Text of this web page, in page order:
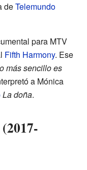
deTelemundo
para MTV
Fifth Harmony. Ese
más sencillo es
a Mónica
La doña.
(2017-